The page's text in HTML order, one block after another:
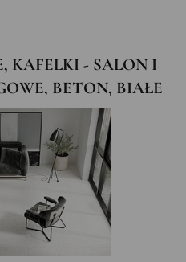
KAFELKI - SALON I
BETON, BIAŁE